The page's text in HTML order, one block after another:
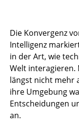
Die Konvergenz
Intelligenz
in der Art, wie
Welt interagieren.
längst nicht mehr
ihre Umgebung
Entscheidungen
an.